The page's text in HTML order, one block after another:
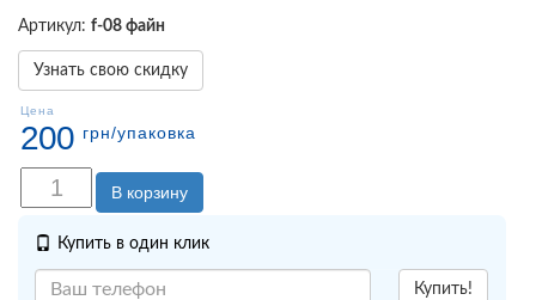
Артикул: f-08 файн
Узнать свою скидку
Цена
200 грн/упаковка
В корзину
Купить в один клик
Купить!